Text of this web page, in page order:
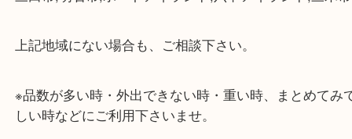
各線「三宮駅」「三ノ宮駅」から徒歩３分。
ミント神戸の東側、ダイエー神戸三宮の３階です。